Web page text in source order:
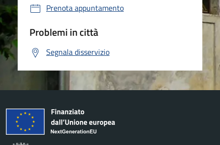
Prenota appuntamento
Problemi in città
Segnala disservizio